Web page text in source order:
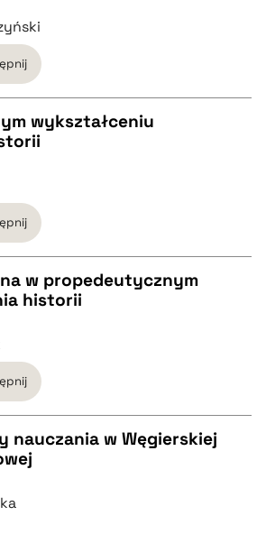
wykształceniu
w propedeutycznym
historii
nauczania w Węgierskiej